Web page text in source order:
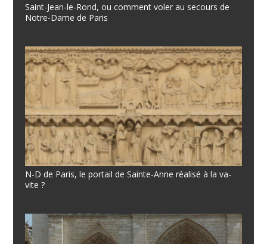
Saint-Jean-le-Rond, ou comment voler au secours de
Notre-Dame de Paris
N-D de Paris, le portail de Sainte-Anne réalisé à la va-
vite ?